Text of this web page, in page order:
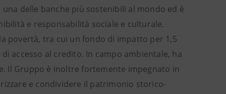
delle banche più sostenibili al mondo ed è
e responsabilità sociale e culturale.
povertà, tra cui un fondo di impatto per 1,5
accesso al credito. In campo ambientale, ha
Il Gruppo è inoltre fortemente impegnato in
e condividere il patrimonio storico-